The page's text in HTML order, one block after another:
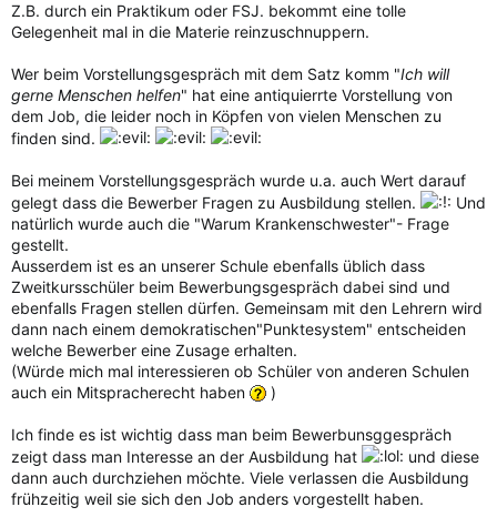
Z.B. durch ein Praktikum oder FSJ. bekommt eine tolle
Gelegenheit mal in die Materie reinzuschnuppern.
Wer beim Vorstellungsgespräch mit dem Satz komm "Ich will
gerne Menschen helfen" hat eine antiquierrte Vorstellung von
dem Job, die leider noch in Köpfen von vielen Menschen zu
finden sind.
Bei meinem Vorstellungsgespräch wurde u.a. auch Wert darauf
gelegt dass die Bewerber Fragen zu Ausbildung stellen.
Und
natürlich wurde auch die "Warum Krankenschwester"- Frage
gestellt.
Ausserdem ist es an unserer Schule ebenfalls üblich dass
Zweitkursschüler beim Bewerbungsgespräch dabei sind und
ebenfalls Fragen stellen dürfen. Gemeinsam mit den Lehrern wird
dann nach einem demokratischen"Punktesystem" entscheiden
welche Bewerber eine Zusage erhalten.
(Würde mich mal interessieren ob Schüler von anderen Schulen
auch ein Mitspracherecht haben
)
Ich finde es ist wichtig dass man beim Bewerbunsggespräch
zeigt dass man Interesse an der Ausbildung hat
und diese
dann auch durchziehen möchte. Viele verlassen die Ausbildung
frühzeitig weil sie sich den Job anders vorgestellt haben.